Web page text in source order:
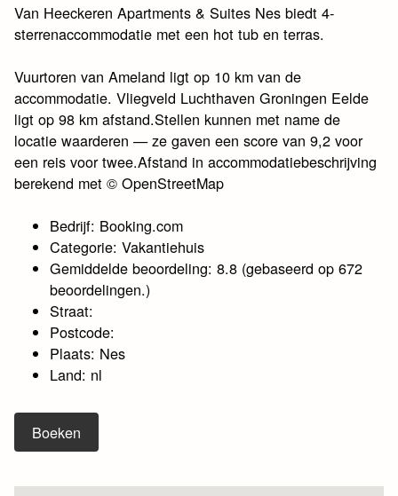
Van Heeckeren Apartments & Suites Nes biedt 4-
sterrenaccommodatie met een hot tub en terras.
Vuurtoren van Ameland ligt op 10 km van de
accommodatie. Vliegveld Luchthaven Groningen Eelde
ligt op 98 km afstand.Stellen kunnen met name de
locatie waarderen — ze gaven een score van 9,2 voor
een reis voor twee.Afstand in accommodatiebeschrijving
berekend met © OpenStreetMap
Bedrijf: Booking.com
Categorie: Vakantiehuis
Gemiddelde beoordeling: 8.8 (gebaseerd op 672
beoordelingen.)
Straat:
Postcode:
Plaats: Nes
Land: nl
Boeken